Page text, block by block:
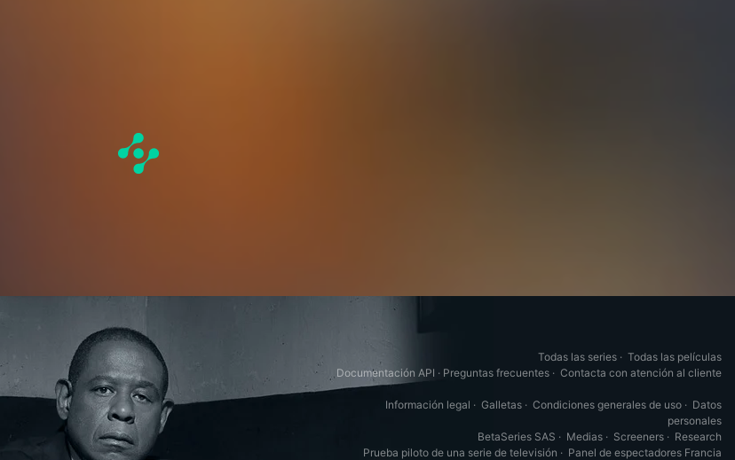
Todas las series · Todas las películas
Documentación API · Preguntas frecuentes · Contacta con atención al cliente
Información legal · Galletas · Condiciones generales de uso · Datos
personales
BetaSeries SAS · Medias · Screeners · Research
Prueba piloto de una serie de televisión · Panel de espectadores Francia